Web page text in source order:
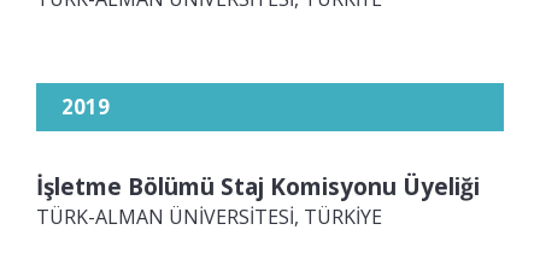
2019
İşletme Bölümü Staj Komisyonu Üyeliği
TÜRK-ALMAN ÜNİVERSİTESİ, TÜRKİYE